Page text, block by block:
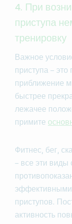
4. При
приступа
тренировку
Важное
приступа – это
приближение
быстрее
лежачее
примите
Фитнес, бег,
– все эти виды
эффективными
приступов.
активность